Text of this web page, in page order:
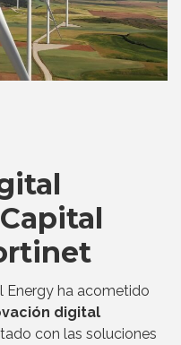
Energy ha acometido
digital
con las soluciones